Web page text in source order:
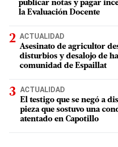
publicar notas y pagar
la Evaluación Docente
ACTUALIDAD
Asesinato de agricultor
disturbios y desalojo de
comunidad de Espaillat
ACTUALIDAD
El testigo que se negó a
pieza que sostuvo una
atentado en Capotillo